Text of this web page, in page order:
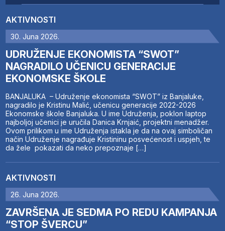
AKTIVNOSTI
30. Juna 2026.
UDRUŽENJE EKONOMISTA “SWOT”
NAGRADILO UČENICU GENERACIJE
EKONOMSKE ŠKOLE
BANJALUKA – Udruženje ekonomista “SWOT” iz Banjaluke,
nagradilo je Kristinu Malić, učenicu generacije 2022-2026
Ekonomske škole Banjaluka. U ime Udruženja, poklon laptop
najboljoj učenici je uručila Danica Krnjaić, projektni menadžer.
Ovom prilikom u ime Udruženja istakla je da na ovaj simboličan
način Udruženje nagrađuje Kristininu posvećenost i uspjeh, te
da žele pokazati da neko prepoznaje […]
AKTIVNOSTI
26. Juna 2026.
ZAVRŠENA JE SEDMA PO REDU KAMPANJA
“STOP ŠVERCU”